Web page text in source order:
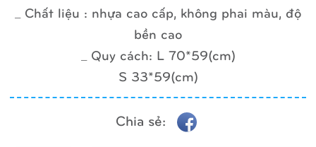
_ Chất liệu : nhựa cao cấp, không phai màu, độ
bền cao
_ Quy cách: L 70*59(cm)
S 33*59(cm)
Chia sẻ: